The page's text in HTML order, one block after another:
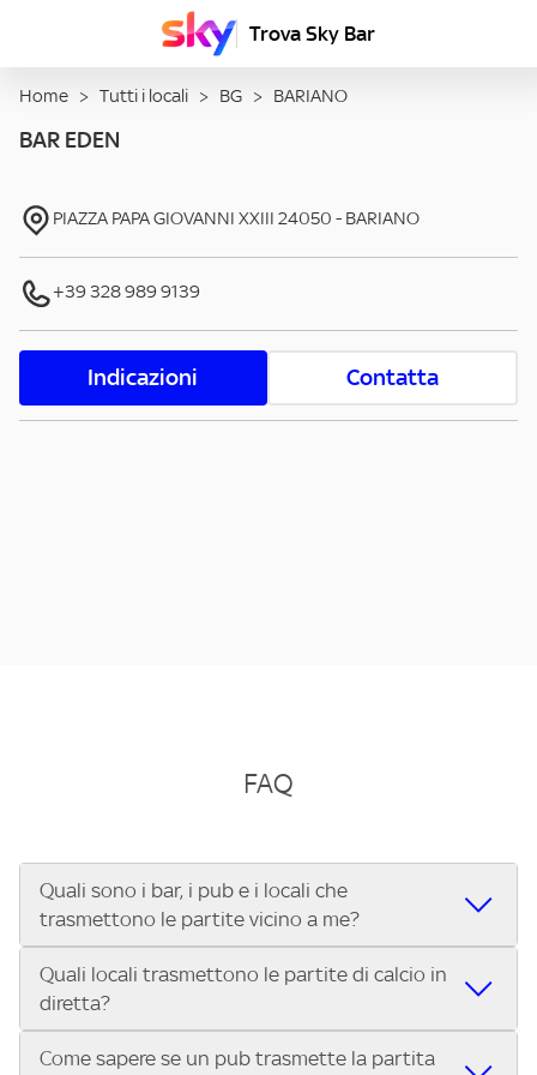
Trova Sky Bar
Home > Tutti i locali > BG > BARIANO
BAR EDEN
PIAZZA PAPA GIOVANNI XXIII 24050 - BARIANO
+39 328 989 9139
Indicazioni Contatta
FAQ
Quali sono i bar, i pub e i locali che
trasmettono le partite vicino a me?
Se cerchi un bar, pub, ristorante o locale vicino a te per
vedere le partite di Serie A ENILIVE, la Serie C Sky Wifi, la
UEFA Champions League, la UEFA Europa League, la UEFA
Conference League, il Tennis, la Formula 1®, la MotoGP™ e
Quali locali trasmettono le partite di calcio in
diretta?
Vuoi sapere quali bar, pub o ristoranti mostrano le partite
Come sapere se un pub trasmette la partita